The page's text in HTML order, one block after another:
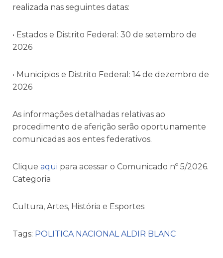
realizada nas seguintes datas:
• Estados e Distrito Federal: 30 de setembro de
2026
• Municípios e Distrito Federal: 14 de dezembro de
2026
As informações detalhadas relativas ao
procedimento de aferição serão oportunamente
comunicadas aos entes federativos.
Clique aqui para acessar o Comunicado nº 5/2026.
Categoria
Cultura, Artes, História e Esportes
Tags: POLITICA NACIONAL ALDIR BLANC